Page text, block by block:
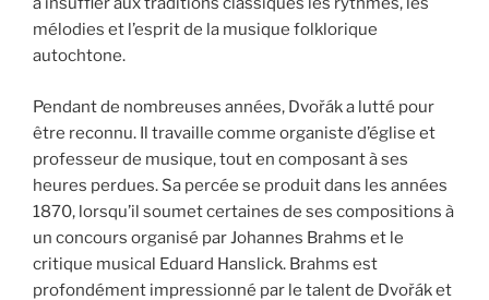
mélodies et l’esprit de la musique folklorique
autochtone.
Pendant de nombreuses années, Dvořák a lutté pour
être reconnu. Il travaille comme organiste d’église et
professeur de musique, tout en composant à ses
heures perdues. Sa percée se produit dans les années
1870, lorsqu’il soumet certaines de ses compositions à
un concours organisé par Johannes Brahms et le
critique musical Eduard Hanslick. Brahms est
profondément impressionné par le talent de Dvořák et